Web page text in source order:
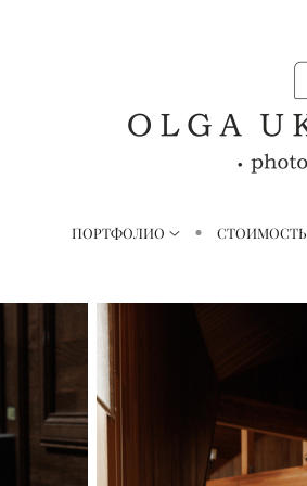
ПОРТФОЛИО СТОИМОСТЬ